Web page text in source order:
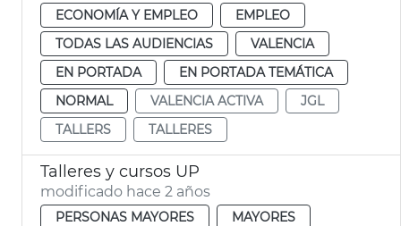
ECONOMÍA Y EMPLEO
EMPLEO
TODAS LAS AUDIENCIAS
VALENCIA
EN PORTADA
EN PORTADA TEMÁTICA
NORMAL
VALENCIA ACTIVA
JGL
TALLERS
TALLERES
Talleres y cursos UP
modificado hace 2 años
PERSONAS MAYORES
MAYORES